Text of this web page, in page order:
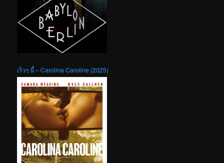
เร็วๆ นี้ – Carolina Caroline (2025)